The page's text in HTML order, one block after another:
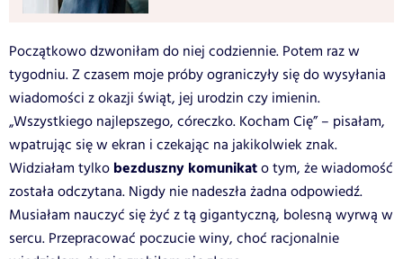
Początkowo dzwoniłam do niej codziennie. Potem raz w
tygodniu. Z czasem moje próby ograniczyły się do wysyłania
wiadomości z okazji świąt, jej urodzin czy imienin.
„Wszystkiego najlepszego, córeczko. Kocham Cię” – pisałam,
wpatrując się w ekran i czekając na jakikolwiek znak.
Widziałam tylko bezduszny komunikato tym, że wiadomość
została odczytana. Nigdy nie nadeszła żadna odpowiedź.
Musiałam nauczyć się żyć z tą gigantyczną, bolesną wyrwą w
sercu. Przepracować poczucie winy, choć racjonalnie